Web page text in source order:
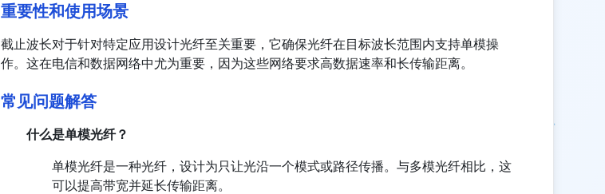
重要性和使用场景
截止波长对于针对特定应用设计光纤至关重要，它确保光纤在目标波长范围内支持单模操
作。这在电信和数据网络中尤为重要，因为这些网络要求高数据速率和长传输距离。
常见问题解答
什么是单模光纤？
单模光纤是一种光纤，设计为只让光沿一个模式或路径传播。与多模光纤相比，这
可以提高带宽并延长传输距离。